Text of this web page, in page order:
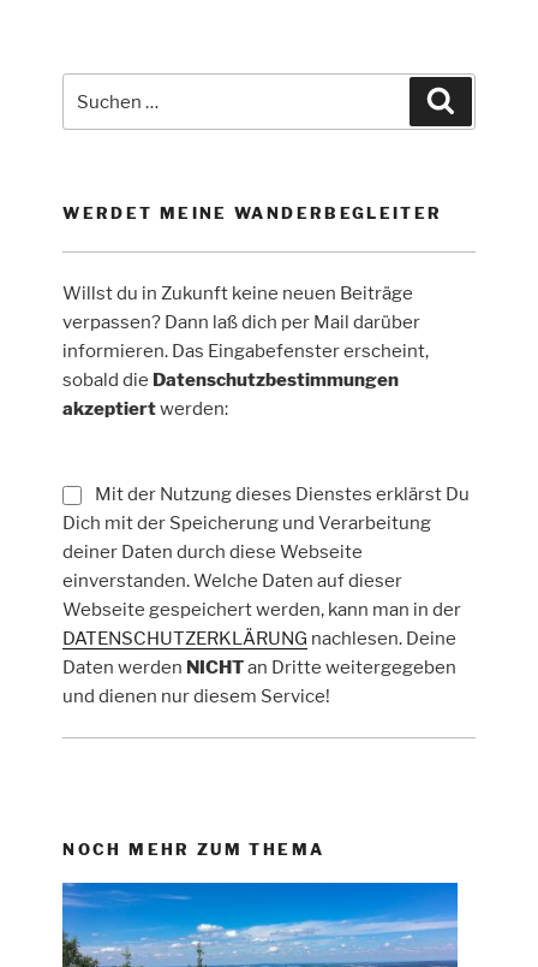
WERDET MEINE WANDERBEGLEITER
Willst du in Zukunft keine neuen Beiträge
verpassen? Dann laß dich per Mail darüber
informieren. Das Eingabefenster erscheint,
sobald die Datenschutzbestimmungen
akzeptiertwerden:
Mit der Nutzung dieses Dienstes erklärst Du
Dich mit der Speicherung und Verarbeitung
deiner Daten durch diese Webseite
einverstanden. Welche Daten auf dieser
Webseite gespeichert werden, kann man in der
DATENSCHUTZERKLÄRUNG nachlesen. Deine
Daten werden NICHTan Dritte weitergegeben
und dienen nur diesem Service!
NOCH MEHR ZUM THEMA